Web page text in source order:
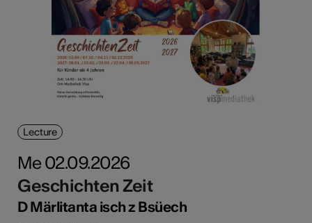
Lecture
Me 02.09.2026
Geschichten Zeit
D Märlitanta isch z Bsüech